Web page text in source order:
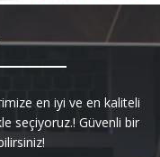
en iyi ve en kaliteli
seçiyoruz.! Güvenli bir